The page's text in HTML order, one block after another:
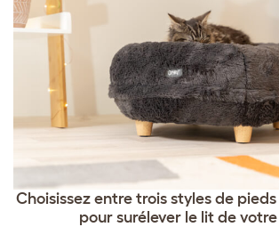
Choisissez entre trois styles de
pour surélever le lit de